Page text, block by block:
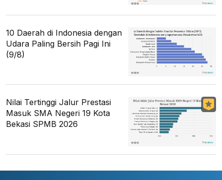
10 Daerah di Indonesia dengan
Udara Paling Bersih Pagi Ini
(9/8)
Nilai Tertinggi Jalur Prestasi
Masuk SMA Negeri 19 Kota
Bekasi SPMB 2026